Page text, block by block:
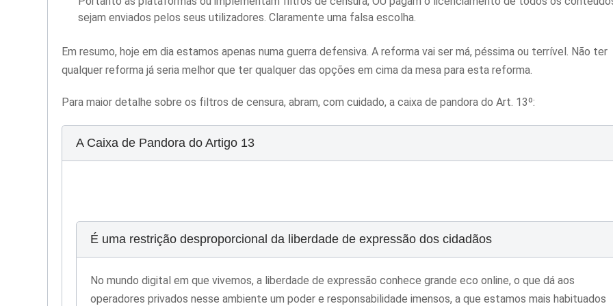
sejam enviados pelos seus utilizadores. Claramente uma falsa escolha.
Em resumo, hoje em dia estamos apenas numa guerra defensiva. A reforma vai ser má, péssima ou terrível. Não ter
qualquer reforma já seria melhor que ter qualquer das opções em cima da mesa para esta reforma.
Para maior detalhe sobre os filtros de censura, abram, com cuidado, a caixa de pandora do Art. 13º:
A Caixa de Pandora do Artigo 13
É uma restrição desproporcional da liberdade de expressão dos cidadãos
No mundo digital em que vivemos, a liberdade de expressão conhece grande eco online, o que dá aos
operadores privados nesse ambiente um poder e responsabilidade imensos, a que estamos mais habituados